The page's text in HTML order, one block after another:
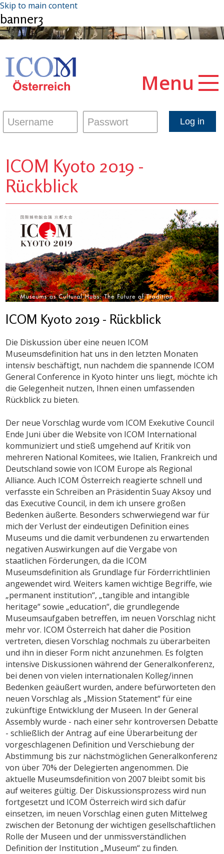
Skip to main content
banner3
Menu
ICOM Kyoto 2019 -
Rückblick
ICOM Kyoto 2019 - Rückblick
Die Diskussion über eine neuen ICOM
Museumsdefinition hat uns in den letzten Monaten
intensiv beschäftigt, nun nachdem die spannende ICOM
General Conference in Kyoto hinter uns liegt, möchte ich
die Gelegenheit nutzen, Ihnen einen umfassenden
Rückblick zu bieten.
Der neue Vorschlag wurde vom ICOM Exekutive Council
Ende Juni über die Website von ICOM International
kommuniziert und stieß umgehend auf Kritik von
mehreren National Komitees, wie Italien, Frankreich und
Deutschland sowie von ICOM Europe als Regional
Alliance. Auch ICOM Österreich reagierte schnell und
verfasste ein Schreiben an Präsidentin Suay Aksoy und
das Executive Council, in dem ich unsere großen
Bedenken äußerte. Besonders schwerwiegend war für
mich der Verlust der eindeutigen Definition eines
Museums und die damit verbundenen zu erwartenden
negativen Auswirkungen auf die Vergabe von
staatlichen Förderungen, da die ICOM
Museumsdefinition als Grundlage für Förderrichtlinien
angewendet wird. Weiters kamen wichtige Begriffe, wie
„permanent institution“, „tangible and intangible
heritage“ sowie „education“, die grundlegende
Museumsaufgaben betreffen, im neuen Vorschlag nicht
mehr vor. ICOM Österreich hat daher die Position
vertreten, diesen Vorschlag nochmals zu überarbeiten
und ihn in dieser Form nicht anzunehmen. Es folgten
intensive Diskussionen während der Generalkonferenz,
bei denen von vielen internationalen Kolleg/innen
Bedenken geäußert wurden, andere befürworteten den
neuen Vorschlag als „Mission Statement“ für eine
zukünftige Entwicklung der Museen. In der General
Assembly wurde - nach einer sehr kontroversen Debatte
- schließlich der Antrag auf eine Überarbeitung der
vorgeschlagenen Definition und Verschiebung der
Abstimmung bis zur nächstmöglichen Generalkonferenz
von über 70% der Delegierten angenommen. Die
aktuelle Museumsdefinition von 2007 bleibt somit bis
auf weiteres gültig. Der Diskussionsprozess wird nun
fortgesetzt und ICOM Österreich wird sich dafür
einsetzen, im neuen Vorschlag einen guten Mittelweg
zwischen der Betonung der wichtigen gesellschaftlichen
Rolle der Museen und der unmissverständlichen
Definition der Institution „Museum“ zu finden.